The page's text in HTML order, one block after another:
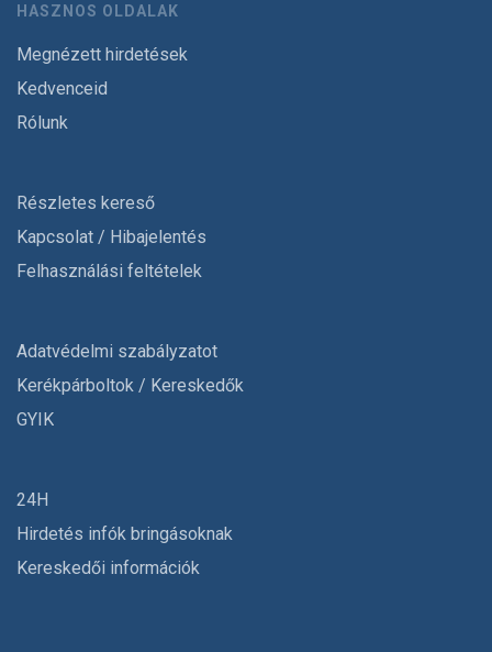
HASZNOS OLDALAK
Megnézett hirdetések
Kedvenceid
Rólunk
Részletes kereső
Kapcsolat / Hibajelentés
Felhasználási feltételek
Adatvédelmi szabályzatot
Kerékpárboltok / Kereskedők
GYIK
24H
Hirdetés infók bringásoknak
Kereskedői információk